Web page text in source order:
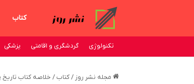
کتاب
تکنولوژی گردشگری و اقامتی پزشکی
مجله نشر روز / کتاب / خلاصه کتاب تاریخ